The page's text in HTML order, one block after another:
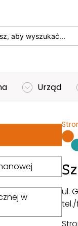
Urząd
ul.
w